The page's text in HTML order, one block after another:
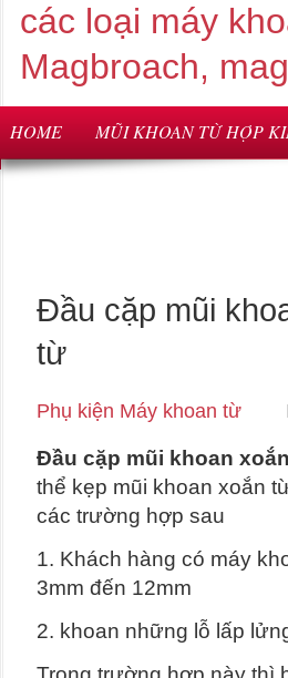
các loại máy
Magbroach,
HOME MŨI KHOAN TỪ HỢP
Đầu cặp mũi
từ
Phụ kiện Máy khoan từ
Đầu cặp mũi khoan xoắn
thể kẹp mũi khoan xoắn
các trường hợp sau
1. Khách hàng có máy
3mm đến 12mm
2. khoan những lỗ lấp